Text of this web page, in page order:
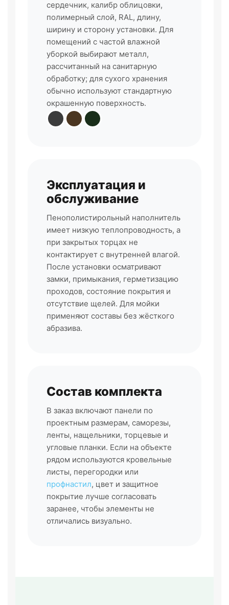
сердечник, калибр облицовки,
полимерный слой, RAL, длину,
ширину и сторону установки. Для
помещений с частой влажной
уборкой выбирают металл,
рассчитанный на санитарную
обработку; для сухого хранения
обычно используют стандартную
окрашенную поверхность.
Эксплуатация и
обслуживание
Пенополистирольный наполнитель
имеет низкую теплопроводность, а
при закрытых торцах не
контактирует с внутренней влагой.
После установки осматривают
замки, примыкания, герметизацию
проходов, состояние покрытия и
отсутствие щелей. Для мойки
применяют составы без жёсткого
абразива.
Состав комплекта
В заказ включают панели по
проектным размерам, саморезы,
ленты, нащельники, торцевые и
угловые планки. Если на объекте
рядом используются кровельные
листы, перегородки или
профнастил, цвет и защитное
покрытие лучше согласовать
заранее, чтобы элементы не
отличались визуально.